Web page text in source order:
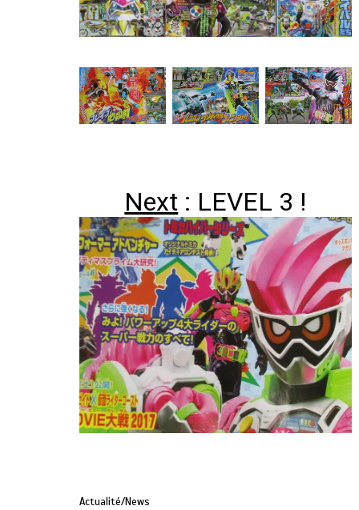
Next : LEVEL 3 !
Actualité/News